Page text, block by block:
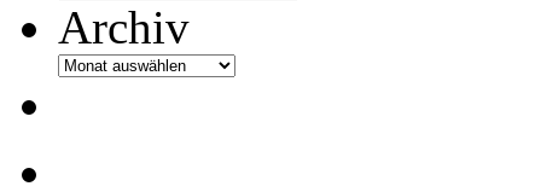
Archiv